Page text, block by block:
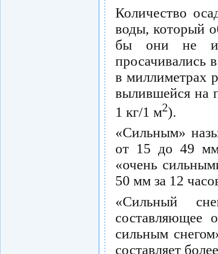
Количество
воды, который
бы они не
просачивались
в миллиметрах
вылившейся на
1 кг/1 м2).
«Сильным»
от 15 до 49
«очень
50 мм за 12
«Сильный
сильным
составляет